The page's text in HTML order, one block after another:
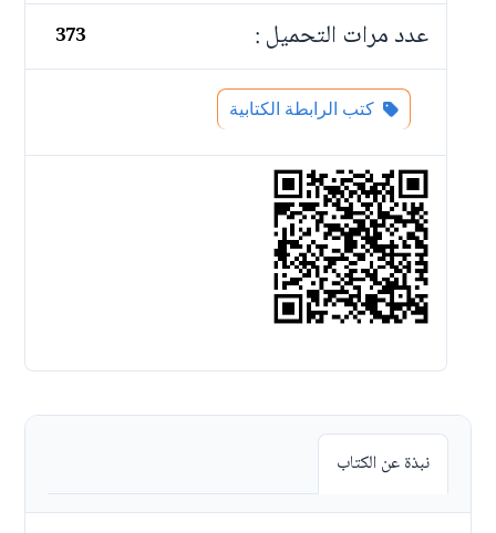
عدد مرات التحميل : 373
كتب الرابطة الكتابية
نبذة عن الكتاب